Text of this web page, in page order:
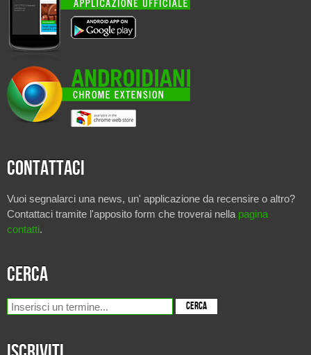
Contattaci
Vuoi segnalarci una news, un' applicazione da recensire o altro?
Contattaci tramite l'apposito form che troverai nella pagina
contatti.
Cerca